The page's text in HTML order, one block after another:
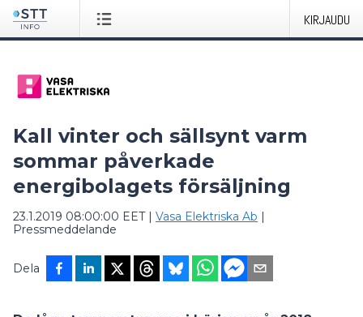
KIRJAUDU
Kall vinter och sällsynt varm
sommar påverkade
energibolagets försäljning
23.1.2019 08:00:00 EET| Vasa Elektriska Ab |
Pressmeddelande
Dela